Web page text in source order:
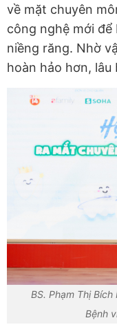
về mặt chuyên
công nghệ mới
niềng răng. Nhờ
hoàn hảo hơn, lâu
BS. Phạm Thị
Bệnh